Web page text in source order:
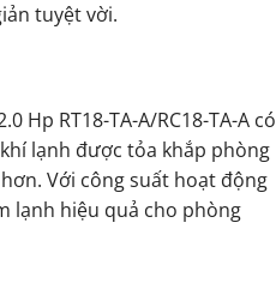
tuyệt vời.
Hp RT18-TA-A/RC18-TA-A có
lạnh được tỏa khắp phòng
Với công suất hoạt động
lạnh hiệu quả cho phòng